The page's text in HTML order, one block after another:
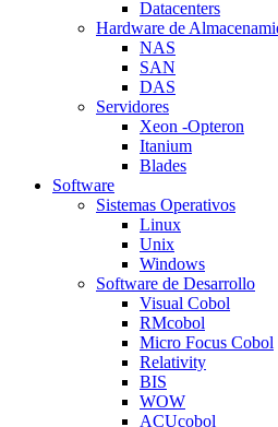
Datacenters
Hardware de
NAS
SAN
DAS
Servidores
Xeon -Opteron
Itanium
Blades
Software
Sistemas Operativos
Linux
Unix
Windows
Software de Desarrollo
Visual Cobol
RMcobol
Micro Focus Cobol
Relativity
BIS
WOW
ACUcobol